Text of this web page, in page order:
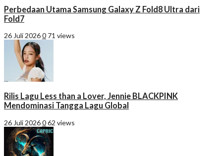
Perbedaan Utama Samsung Galaxy Z Fold8 Ultra dari
Fold7
26 Juli 20260 71 views
Rilis Lagu Less than a Lover, Jennie BLACKPINK
Mendominasi Tangga Lagu Global
26 Juli 2026062 views